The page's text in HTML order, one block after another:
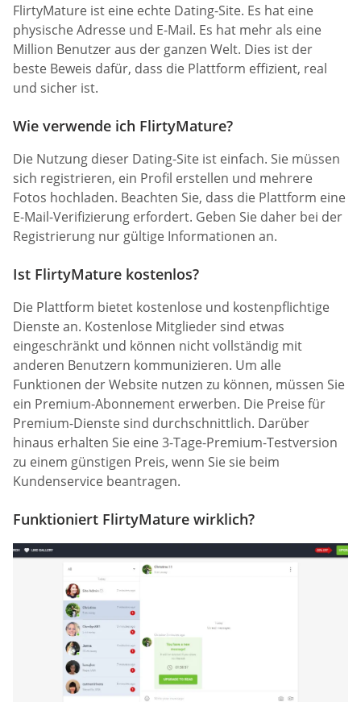
FlirtyMature ist eine echte Dating-Site. Es hat eine
physische Adresse und E-Mail. Es hat mehr als eine
Million Benutzer aus der ganzen Welt. Dies ist der
beste Beweis dafür, dass die Plattform effizient, real
und sicher ist.
Wie verwende ich FlirtyMature?
Die Nutzung dieser Dating-Site ist einfach. Sie müssen
sich registrieren, ein Profil erstellen und mehrere
Fotos hochladen. Beachten Sie, dass die Plattform eine
E-Mail-Verifizierung erfordert. Geben Sie daher bei der
Registrierung nur gültige Informationen an.
Ist FlirtyMature kostenlos?
Die Plattform bietet kostenlose und kostenpflichtige
Dienste an. Kostenlose Mitglieder sind etwas
eingeschränkt und können nicht vollständig mit
anderen Benutzern kommunizieren. Um alle
Funktionen der Website nutzen zu können, müssen Sie
ein Premium-Abonnement erwerben. Die Preise für
Premium-Dienste sind durchschnittlich. Darüber
hinaus erhalten Sie eine 3-Tage-Premium-Testversion
zu einem günstigen Preis, wenn Sie sie beim
Kundenservice beantragen.
Funktioniert FlirtyMature wirklich?